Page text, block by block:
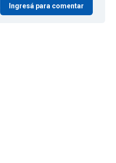
Ingresá para comentar